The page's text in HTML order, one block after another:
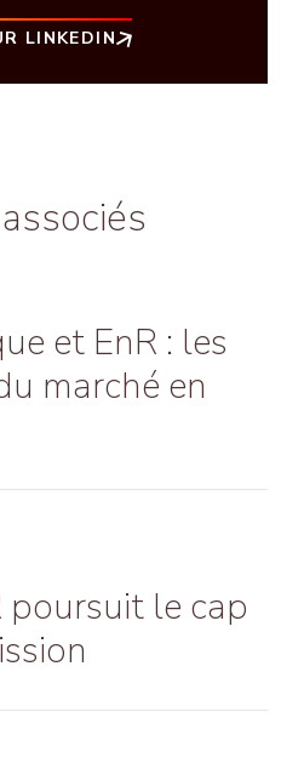
LINKEDIN
et EnR : les
marché en
poursuit le cap